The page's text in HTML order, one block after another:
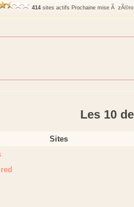
414 sites actifs Prochaine mise Ã zÃ©ro
Les 10
Sites